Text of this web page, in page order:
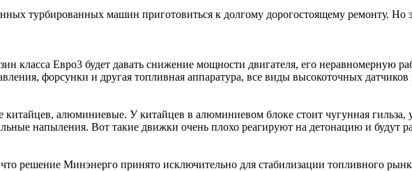
турбированных машин приготовиться к долгому дорогостоящему ремонту. Но
класса Евро3 будет давать снижение мощности двигателя, его неравномерную
форсунки и другая топливная аппаратура, все виды высокоточных
алюминиевые. У китайцев в алюминиевом блоке стоит чугунная
напыления. Вот такие движки очень плохо реагируют на детонацию и будут
решение Минэнерго принято исключительно для стабилизации топливного